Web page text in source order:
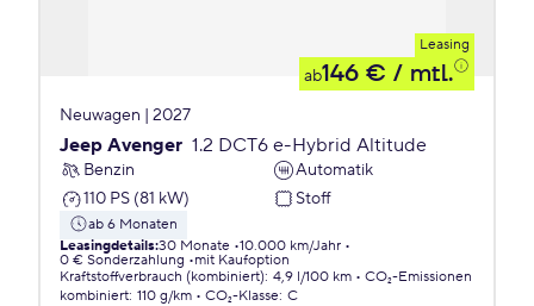
Leasing
ab146 € / mtl.
Neuwagen | 2027
Jeep Avenger 1.2 DCT6 e-Hybrid Altitude
Benzin
Automatik
110 PS (81 kW)
Stoff
ab 6 Monaten
Leasingdetails:30 Monate 10.000 km/Jahr
0 € Sonderzahlung
mit Kaufoption
Kraftstoffverbrauch (kombiniert): 4,9 l/100 km
CO₂-Emissionen
kombiniert: 110 g/km CO₂-Klasse: C